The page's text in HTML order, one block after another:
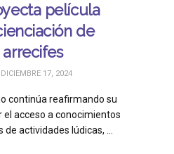
película
de
DICIEMBRE 17, 2024
continúa reafirmando su
acceso a conocimientos
actividades lúdicas, ...